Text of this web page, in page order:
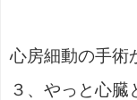
心房細動の手術
３、やっと心臓